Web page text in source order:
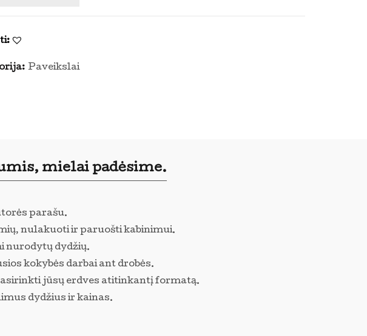
Paveikslai
mielai padėsime.
parašu.
nulakuoti ir paruošti kabinimui.
nurodytų dydžių.
kokybės darbai ant drobės.
jūsų erdves atitinkantį formatą.
dydžius ir kainas.